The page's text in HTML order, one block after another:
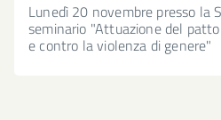
Lunedì 20 novembre presso la
seminario "Attuazione del
e contro la violenza di genere"